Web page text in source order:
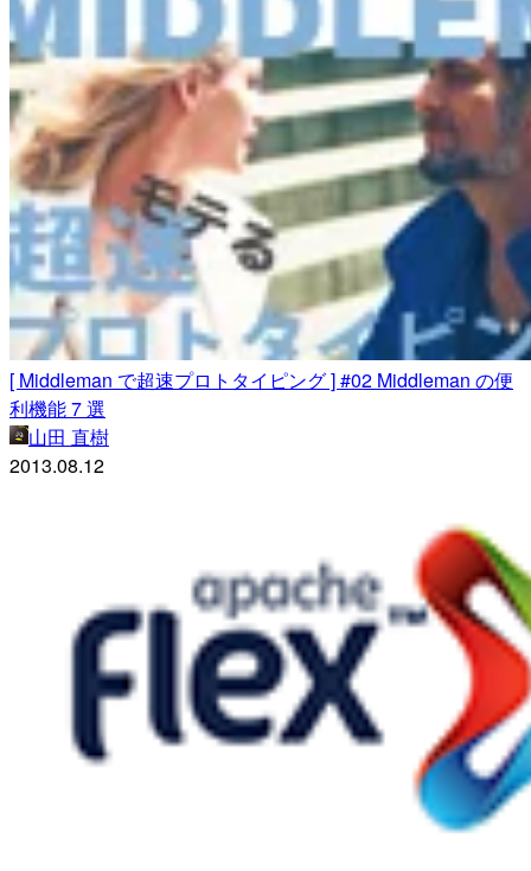
[ Middleman で超速プロトタイピング ] #02 Middleman の便
利機能 7 選
山田 直樹
2013.08.12